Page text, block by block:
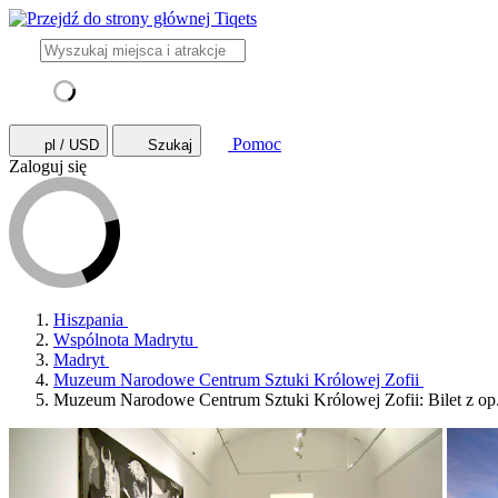
pl / USD Szukaj
Pomoc
Zaloguj się
Hiszpania
Wspólnota Madrytu
Madryt
Muzeum Narodowe Centrum Sztuki Królowej Zofii
Muzeum Narodowe Centrum Sztuki Królowej Zofii: Bilet z